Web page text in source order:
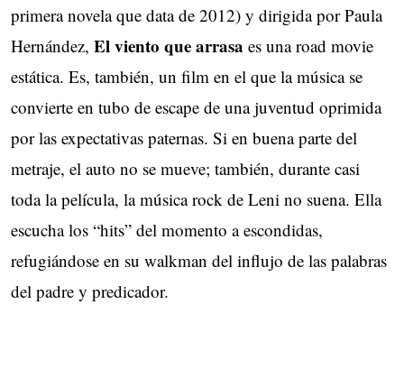
primera novela que data de 2012) y dirigida por Paula
Hernández, El viento que arrasa es una road movie
estática. Es, también, un film en el que la música se
convierte en tubo de escape de una juventud oprimida
por las expectativas paternas. Si en buena parte del
metraje, el auto no se mueve; también, durante casi
toda la película, la música rock de Leni no suena. Ella
escucha los “hits” del momento a escondidas,
refugiándose en su walkman del influjo de las palabras
del padre y predicador.